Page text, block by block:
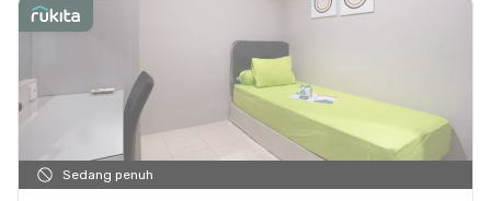
Sedang penuh